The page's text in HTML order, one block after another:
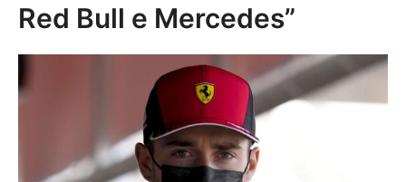
Red Bull e Mercedes”